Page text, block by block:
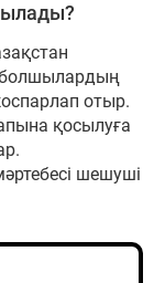
отыр.
қосылуға
шешуші